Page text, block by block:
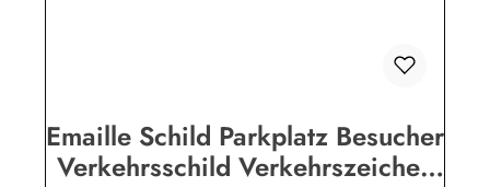
Emaille Schild Parkplatz Besucher
Verkehrsschild Verkehrszeichen